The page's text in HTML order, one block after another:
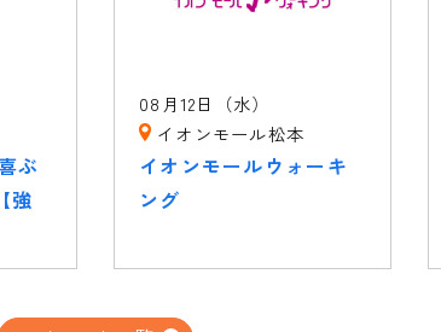
ぶ
強
08月12日（水）
イオンモール松本
イオンモールウォーキ
ング